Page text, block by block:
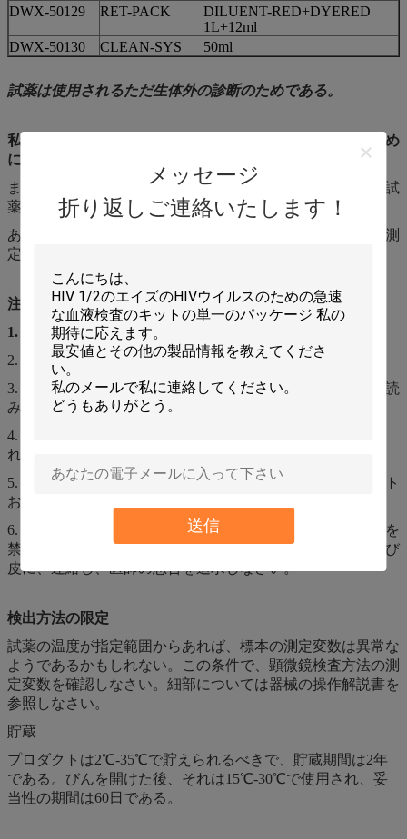
メッセージ
折り返しご連絡いたします！
送信
DWX-50129 RET-PACK
DILUENT-RED+DYERED
1L+12ml
DWX-50130
CLEAN-SYS 50ml
試薬は使用されるただ生体外の診断のためである。
私達の試薬を使用する前に細胞カウンタ口径測定をするため
にべきであるか。
まずあなたの器械が私達のプロダクトを使用する前に元の試
薬を使用したら、目盛りが付いているする必要はない。
あなたの器械が他の多用性がある試薬を使用したら、口径測
定は私達の試薬を使用する前に必要である。
注意
1.
このプロダクトは生体外で診断試薬である;
2. 汚染を密封し、防ぐ注意;
3. 妥当性の期間を超過するとき指示を使用の前に注意深く読
み、それらを使用することを止めるべきである;
4. プロダクトが凍っていれば、室温で完全に霜を取り除か
れ、混合の後で使用されるべきである。
5. 汚染された包装材料の不用な液体、無駄、残りプロダクト
および処置はローカル規則に、従う;
6. 厳しく目および皮が付いている接触を食べ、避けることを
禁止する。一度沢山の水とすぐにきれいなあなたの目および
皮に、連絡し、医師の忠告を追求しなさい。
検出方法の限定
試薬の温度が指定範囲からあれば、標本の測定変数は異常な
ようであるかもしれない。この条件で、顕微鏡検査方法の測
定変数を確認しなさい。細部については器械の操作解説書を
参照しなさい。
貯蔵
プロダクトは2℃-35℃で貯えられるべきで、貯蔵期間は2年
である。びんを開けた後、それは15℃-30℃で使用され、妥
当性の期間は60日である。